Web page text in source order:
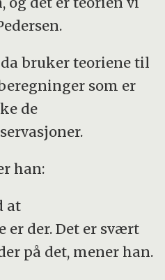
bruker teoriene til
som er
de
han:
at
der. Det er svært
på det, mener han.